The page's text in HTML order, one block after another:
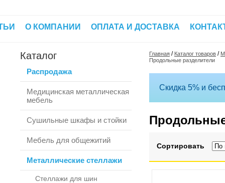
О КОМПАНИИ ОПЛАТА И ДОСТАВКА
Каталог
Распродажа
Медицинская металлическая
мебель
Сушильные шкафы и стойки
Мебель для общежитий
Металлические стеллажи
Стеллажи для шин
Главная / Каталог товаров /
Продольные разделители
Скидка 5% и
Сортировать